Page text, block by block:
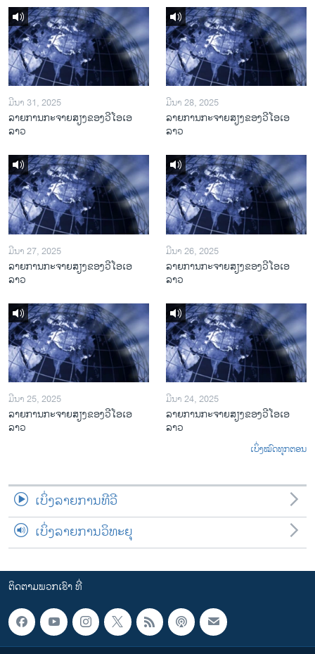
ມີນາ 31, 2025
ລາຍການກະຈາຍສຽງຂອງວີໂອເອ
ລາວ
ມີນາ 28, 2025
ລາຍການກະຈາຍສຽງຂອງວີໂອເອ
ລາວ
ມີນາ 27, 2025
ລາຍການກະຈາຍສຽງຂອງວີໂອເອ
ລາວ
ມີນາ 26, 2025
ລາຍການກະຈາຍສຽງຂອງວີໂອເອ
ລາວ
ມີນາ 25, 2025
ລາຍການກະຈາຍສຽງຂອງວີໂອເອ
ລາວ
ມີນາ 24, 2025
ລາຍການກະຈາຍສຽງຂອງວີໂອເອ
ລາວ
ເບິ່ງໝົດທຸກຕອນ
ເບິ່ງລາຍການທີວີ
ເບິ່ງລາຍການວິທະຍຸ
ຕິດຕາມພວກເຮົາ ທີ່